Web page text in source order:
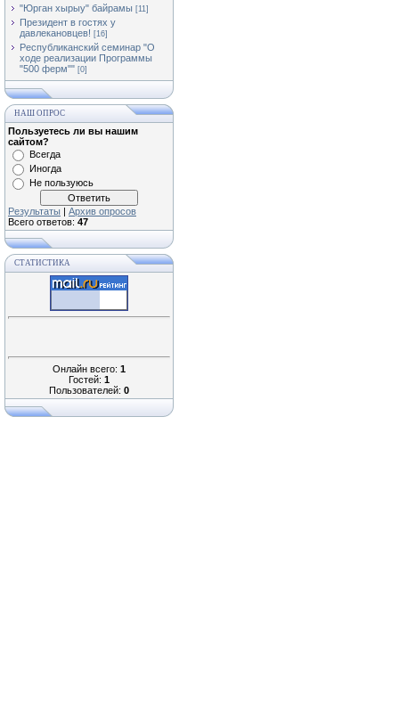
"Юрган хырыу" байрамы [11]
Президент в гостях у
давлекановцев! [16]
Республиканский семинар "О
ходе реализации Программы
"500 ферм"" [0]
НАШ ОПРОС
Пользуетесь ли вы нашим
сайтом?
Всегда
Иногда
Не пользуюсь
Результаты | Архив опросов
Всего ответов: 47
СТАТИСТИКА
Онлайн всего: 1
Гостей: 1
Пользователей: 0